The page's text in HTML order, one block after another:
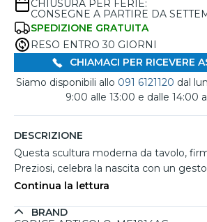
CHIUSURA PER FERIE:
CONSEGNE A PARTIRE DA
SPEDIZIONE GRATUITA
RESO ENTRO 30 GIORNI
CHIAMACI PER RICEVERE
Siamo disponibili allo 091 6121120 dal
9:00 alle 13:00 e dalle 14:00
DESCRIZIONE
Questa scultura moderna da tavolo,
Preziosi, celebra la nascita con un
carico di significato, racchiudendo tutta
fluide in gesso bianco decorato, curate
Continua la lettura
BRAND